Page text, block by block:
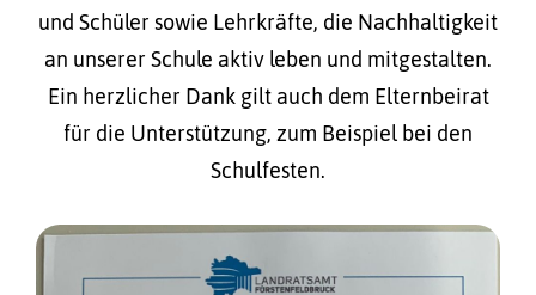
und Schüler sowie Lehrkräfte, die Nachhaltigkeit
an unserer Schule aktiv leben und mitgestalten.
Ein herzlicher Dank gilt auch dem Elternbeirat
für die Unterstützung, zum Beispiel bei den
Schulfesten.